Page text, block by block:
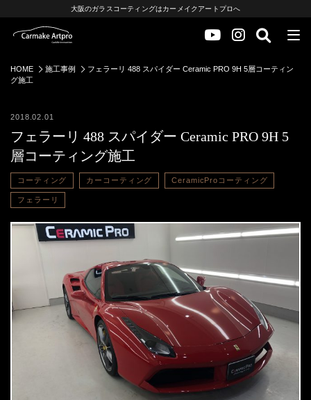
大阪のガラスコーティングはカーメイクアートプロへ
HOME 施工事例
フェラーリ 488 スパイダー Ceramic PRO 9H 5層コーティン
グ施工
2018.02.01
フェラーリ 488 スパイダー Ceramic PRO 9H 5
層コーティング施工
コーティング カーコーティング CeramicProコーティング
フェラーリ